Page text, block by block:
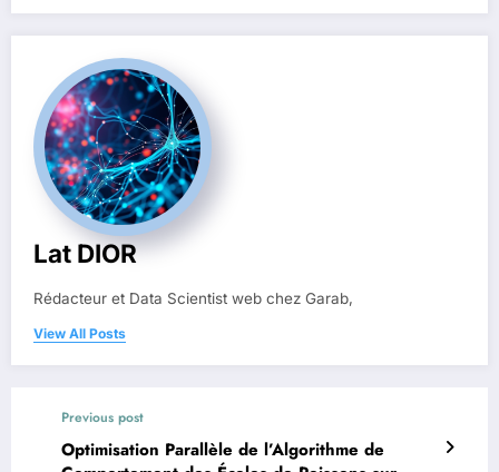
Lat DIOR
Rédacteur et Data Scientist web chez Garab,
View All Posts
Previous post
Optimisation Parallèle de l’Algorithme de